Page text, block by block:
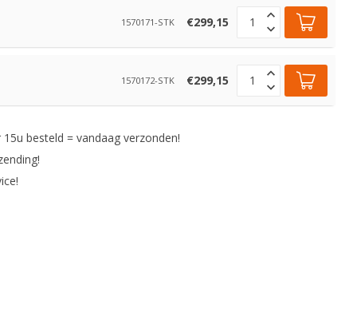
1570171-STK €299,15
1570172-STK €299,15
besteld = vandaag verzonden!